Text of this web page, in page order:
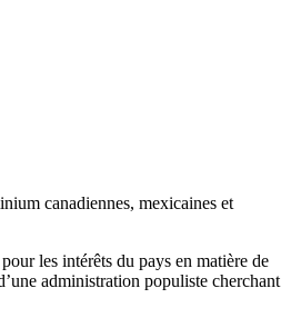
canadiennes, mexicaines et
les intérêts du pays en matière de
administration populiste cherchant